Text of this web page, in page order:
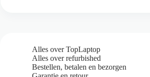
Alles over TopLaptop
Alles over refurbished
Bestellen, betalen en bezorgen